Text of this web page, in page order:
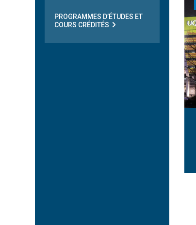
PROGRAMMES D’ÉTUDES ET
COURS CRÉDITÉS